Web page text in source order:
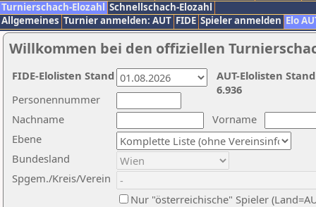
Turnierschach-Elozahl Schnellschach-Elozahl
Allgemeines Turnier anmelden: AUT FIDE Spieler anmelden Elo
Willkommen bei den offiziellen
Nachname
Vorname
Ebene
Personennummer
Bundesland
Spgem./Kreis/Verein
Nur "österreichische" Spieler
AUT-Elolisten
6.936
FIDE-Elolisten Stand